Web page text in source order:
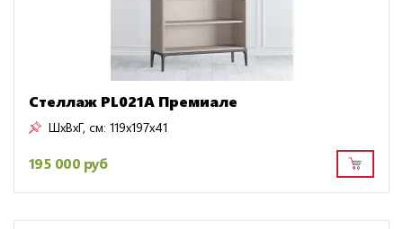
Стеллаж PL021A Премиале
ШxВxГ, см: 119x197x41
195 000 руб